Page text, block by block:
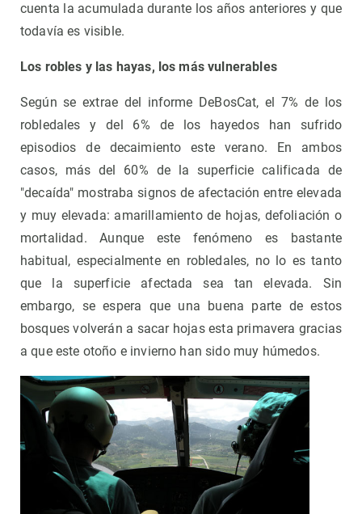
cuenta la acumulada durante los años anteriores y que
todavía es visible.
Los robles y las hayas, los más vulnerables
Según se extrae del informe DeBosCat, el 7% de los
robledales y del 6% de los hayedos han sufrido
episodios de decaimiento este verano. En ambos
casos, más del 60% de la superficie calificada de
"decaída" mostraba signos de afectación entre elevada
y muy elevada: amarillamiento de hojas, defoliación o
mortalidad. Aunque este fenómeno es bastante
habitual, especialmente en robledales, no lo es tanto
que la superficie afectada sea tan elevada. Sin
embargo, se espera que una buena parte de estos
bosques volverán a sacar hojas esta primavera gracias
a que este otoño e invierno han sido muy húmedos.